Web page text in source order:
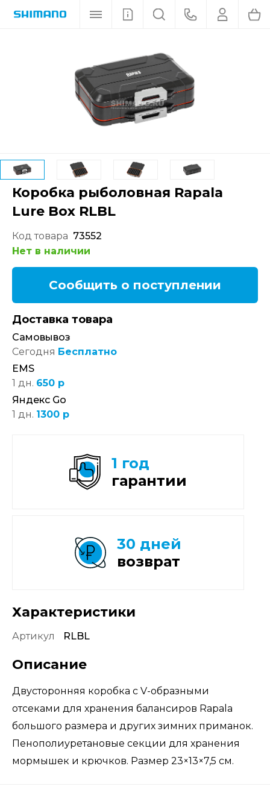
Коробка рыболовная Rapala
Lure Box RLBL
Код товара 73552
Нет в наличии
Сообщить о поступлении
Доставка товара
Самовывоз
Сегодня Бесплатно
EMS
1 дн. 650 р
Яндекс Go
1 дн. 1300 р
Характеристики
Артикул RLBL
Описание
Двусторонняя коробка с V-образными
отсеками для хранения балансиров Rapala
большого размера и других зимних приманок.
Пенополиуретановые секции для хранения
мормышек и крючков. Размер 23×13×7,5 см.
1 год
гарантии
30 дней
возврат